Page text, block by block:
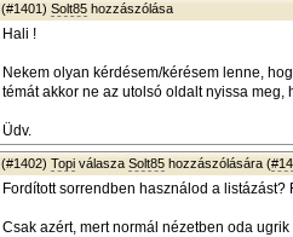
(#1401) Solt85 hozzászólása
Hali !
Nekem olyan kérdésem/kérésem lenne,
témát akkor ne az utolsó oldalt nyissa
Üdv.
(#1402) Topi válasza Solt85 hozzászólására (
Fordított sorrendben használod a listázást?
Csak azért, mert normál nézetben oda